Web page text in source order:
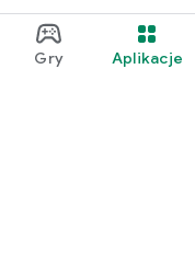
Gry Aplikacje